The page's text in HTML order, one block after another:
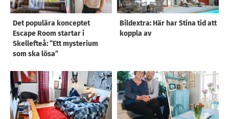
Det populära konceptet
Escape Room startar i
Skellefteå: ”Ett mysterium
som ska lösa”
Bildextra: Här har Stina tid att
koppla av